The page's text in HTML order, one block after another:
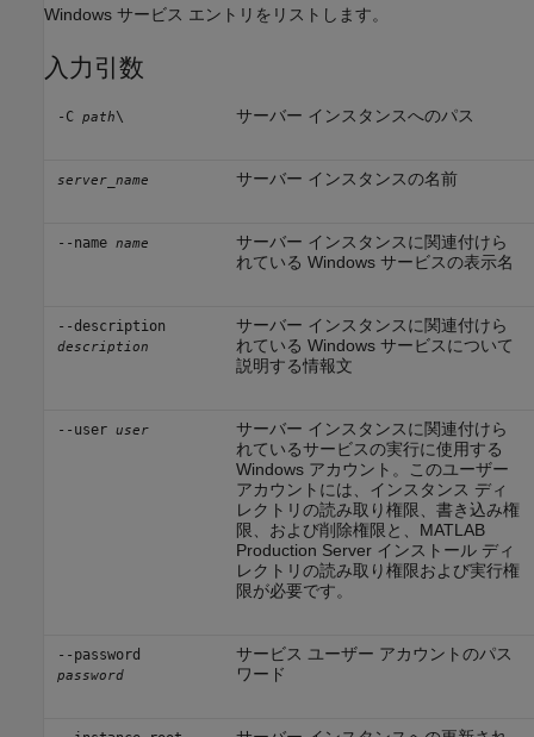
Windows サービス エントリをリストします。
入力引数
-C path\ サーバー インスタンスへのパス
server_name サーバー インスタンスの名前
--name name
サーバー インスタンスに関連付けら
れている Windows サービスの表示名
--description
description
サーバー インスタンスに関連付けら
れている Windows サービスについて
説明する情報文
--user user
サーバー インスタンスに関連付けら
れているサービスの実行に使用する
Windows アカウント。このユーザー
アカウントには、インスタンス ディ
レクトリの読み取り権限、書き込み権
限、および削除権限と、 MATLAB
Production Serverインストール ディ
レクトリの読み取り権限および実行権
限が必要です。
--password
password
サービス ユーザー アカウントのパス
ワード